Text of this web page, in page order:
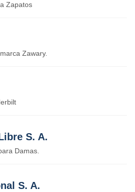
Zapatos
Zawary.
S. A.
Damas.
S. A.